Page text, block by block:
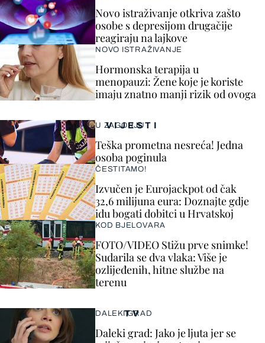
VIJESTI
U ZAGORJU
Teška prometna nesreća! Jedna
osoba poginula
ČESTITAMO!
Izvučen je Eurojackpot od čak
32,6 milijuna eura: Doznajte gdje
idu bogati dobitci u Hrvatskoj
KOD BJELOVARA
FOTO/VIDEO Stižu prve snimke!
Sudarila se dva vlaka: Više je
ozlijeđenih, hitne službe na
terenu
Novo istraživanje otkriva zašto
osobe s depresijom drugačije
reagiraju na lajkove
NOVO ISTRAŽIVANJE
Hormonska terapija u
menopauzi: Žene koje je koriste
imaju znatno manji rizik od ovoga
TV
DALEKI GRAD
Daleki grad: Jako je ljuta jer se